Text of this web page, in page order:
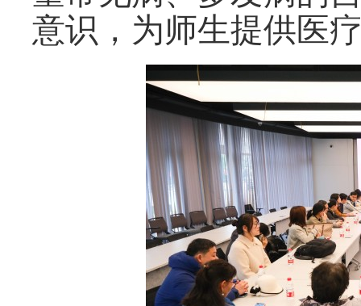
意识，为师生提供医